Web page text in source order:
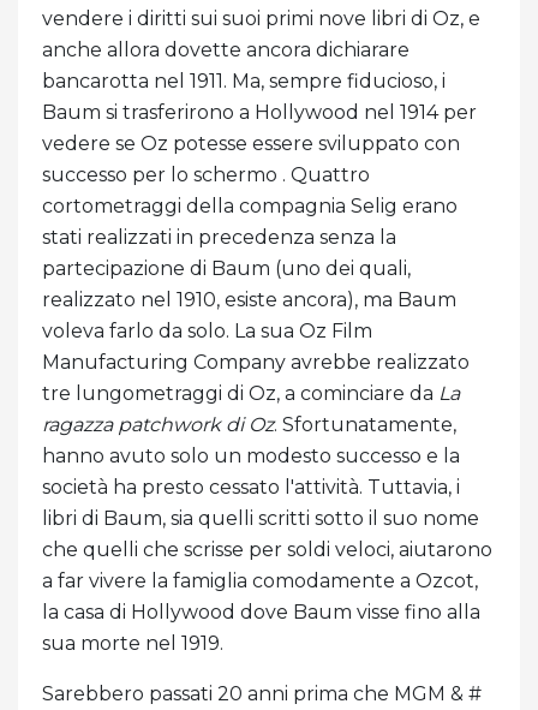
vendere i diritti sui suoi primi nove libri di Oz, e
anche allora dovette ancora dichiarare
bancarotta nel 1911. Ma, sempre fiducioso, i
Baum si trasferirono a Hollywood nel 1914 per
vedere se Oz potesse essere sviluppato con
successo per lo schermo . Quattro
cortometraggi della compagnia Selig erano
stati realizzati in precedenza senza la
partecipazione di Baum (uno dei quali,
realizzato nel 1910, esiste ancora), ma Baum
voleva farlo da solo. La sua Oz Film
Manufacturing Company avrebbe realizzato
tre lungometraggi di Oz, a cominciare da La
ragazza patchwork di Oz. Sfortunatamente,
hanno avuto solo un modesto successo e la
società ha presto cessato l'attività. Tuttavia, i
libri di Baum, sia quelli scritti sotto il suo nome
che quelli che scrisse per soldi veloci, aiutarono
a far vivere la famiglia comodamente a Ozcot,
la casa di Hollywood dove Baum visse fino alla
sua morte nel 1919.
Sarebbero passati 20 anni prima che MGM & #